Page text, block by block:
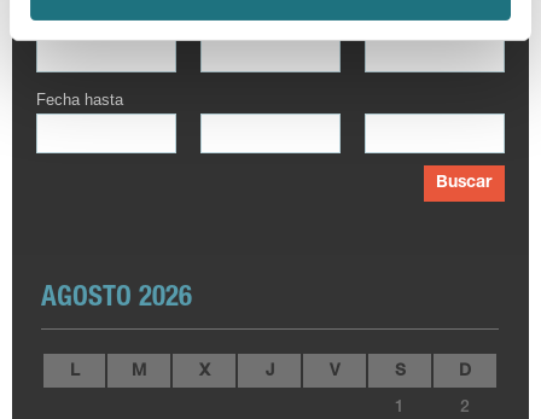
Fecha desde
Fecha hasta
Buscar
AGOSTO 2026
L M X J V S D
1 2